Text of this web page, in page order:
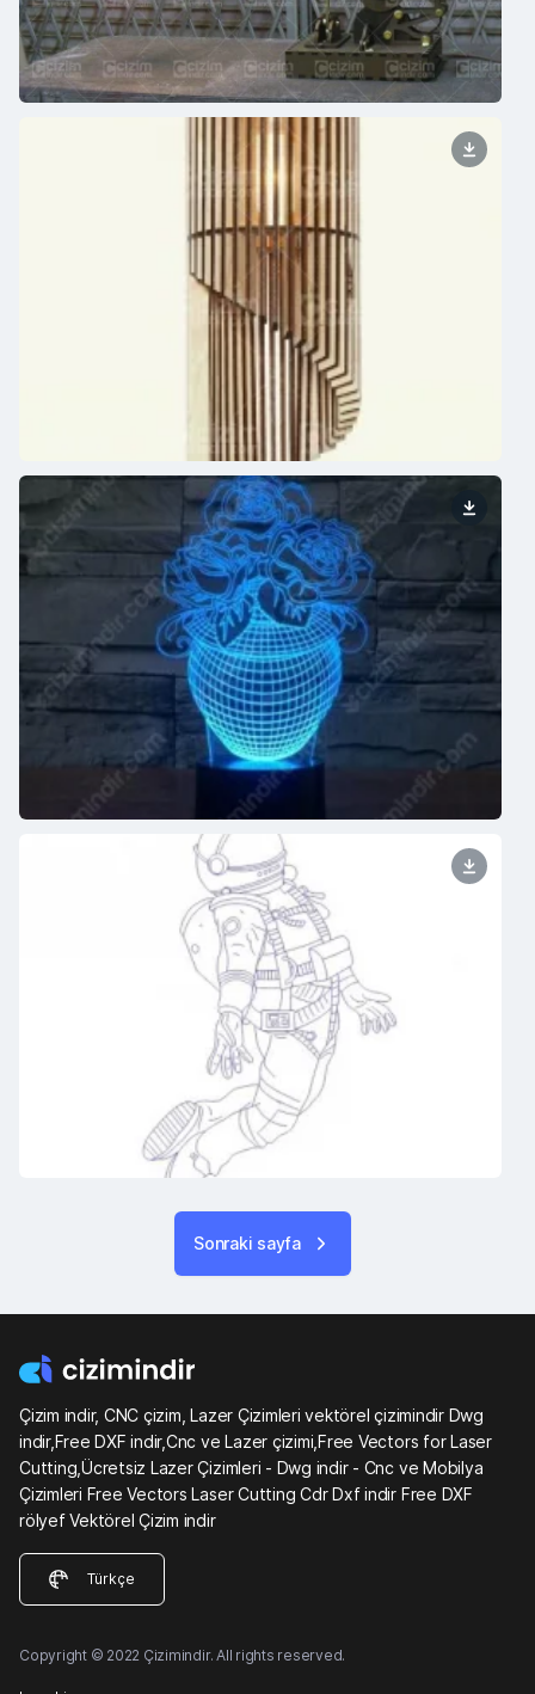
Sonraki sayfa
Çizim indir, CNC çizim, Lazer Çizimleri vektörel çizimindir Dwg
indir,Free DXF indir,Cnc ve Lazer çizimi,Free Vectors for Laser
Cutting,Ücretsiz Lazer Çizimleri - Dwg indir - Cnc ve Mobilya
Çizimleri Free Vectors Laser Cutting Cdr Dxf indir Free DXF
rölyef Vektörel Çizim indir
Türkçe
Copyright © 2022 Çizimindir. All rights reserved.